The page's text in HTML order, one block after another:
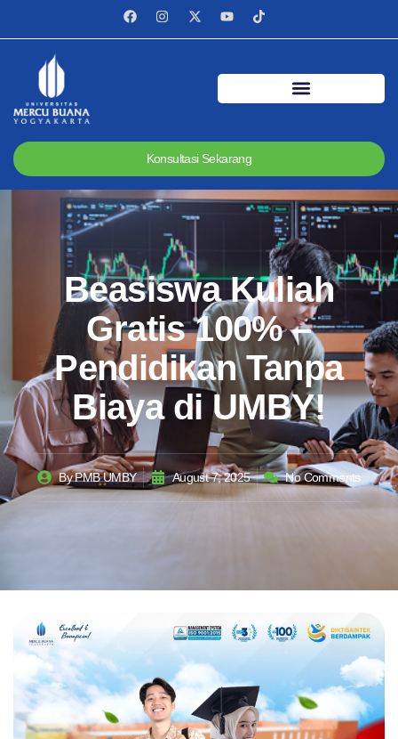
Konsultasi Sekarang
Beasiswa Kuliah
Gratis 100% –
Pendidikan Tanpa
Biaya di UMBY!
ByPMB UMBY August 7, 2025 No Comments